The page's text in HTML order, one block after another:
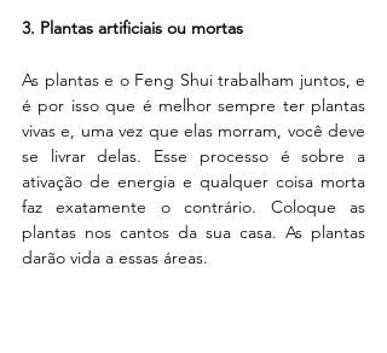
3. Plantas artificiais ou mortas
As plantas e o Feng Shui trabalham juntos, e
é por isso que é melhor sempre ter plantas
vivas e, uma vez que elas morram, você deve
se livrar delas. Esse processo é sobre a
ativação de energia e qualquer coisa morta
faz exatamente o contrário. Coloque as
plantas nos cantos da sua casa. As plantas
darão vida a essas áreas.